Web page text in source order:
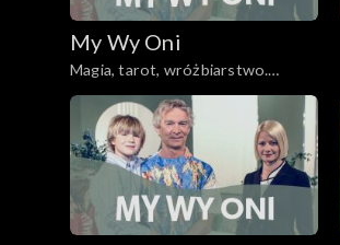
My Wy Oni
Magia, tarot, wróżbiarstwo.
13.11.2008